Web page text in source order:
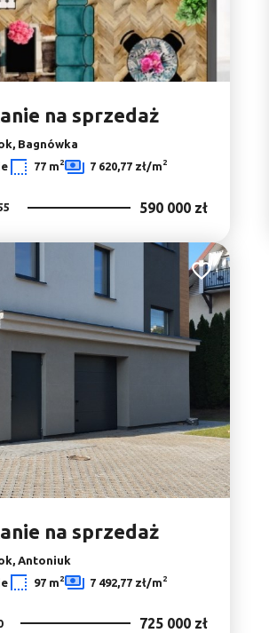
na sprzedaż
Bagnówka
77 m2 7 620,77 zł/m2
590 000 zł
Dodaj do
na sprzedaż
Antoniuk
97 m2 7 492,77 zł/m2
725 000 zł